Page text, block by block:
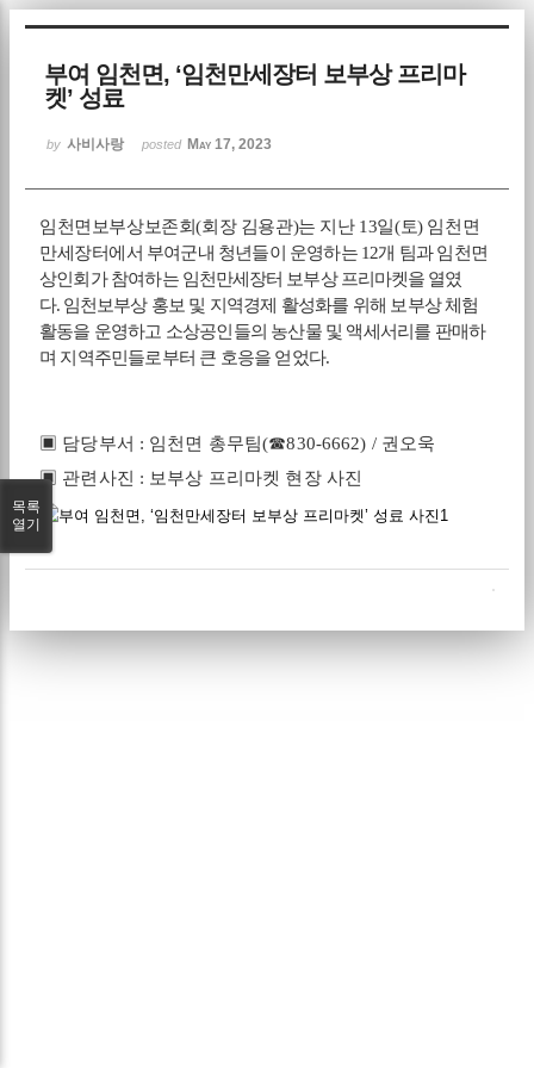
부여 임천면, ‘임천만세장터 보부상 프리마
켓’ 성료
by 사비사랑 posted May 17, 2023
임천면보부상보존회(회장 김용관)는 지난 13일(토) 임천면
만세장터에서 부여군내 청년들이 운영하는 12개 팀과 임천면
상인회가 참여하는 임천만세장터 보부상 프리마켓을 열였
다. 임천보부상 홍보 및 지역경제 활성화를 위해 보부상 체험
활동을 운영하고 소상공인들의 농산물 및 액세서리를 판매하
며 지역주민들로부터 큰 호응을 얻었다.
▣ 담당부서 : 임천면 총무팀(☎830-6662) / 권오욱
▣ 관련사진 : 보부상 프리마켓 현장 사진
목록
열기
Sketchbook5, 스케치북5
Sketchbook5, 스케치북5